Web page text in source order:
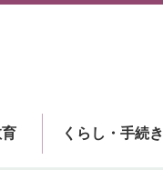
くらし・手続き